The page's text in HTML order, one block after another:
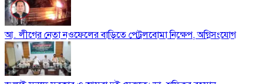
আ. লীগের নেতা নওফেলের বাড়িতে পেট্রলবোমা নিক্ষেপ, অগ্নিসংযোগ